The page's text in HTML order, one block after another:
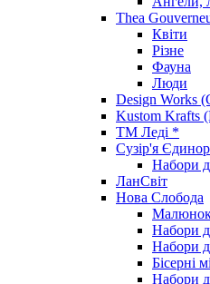
Thea
Квіти
Різне
Фауна
Люди
Design
Kustom Krafts
ТМ Леді *
Сузір'я
Набори
ЛанСвіт
Нова Слобода
Набори
Набори
Бісерні
Набори